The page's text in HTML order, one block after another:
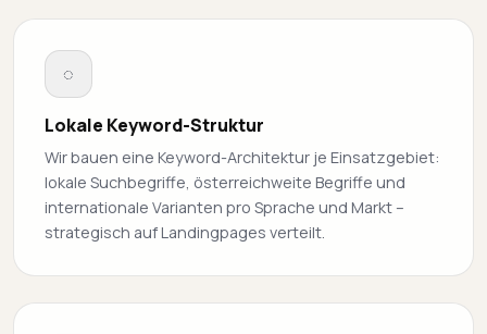
◌
Lokale Keyword-Struktur
Wir bauen eine Keyword-Architektur je Einsatzgebiet:
lokale Suchbegriffe, österreichweite Begriffe und
internationale Varianten pro Sprache und Markt –
strategisch auf Landingpages verteilt.